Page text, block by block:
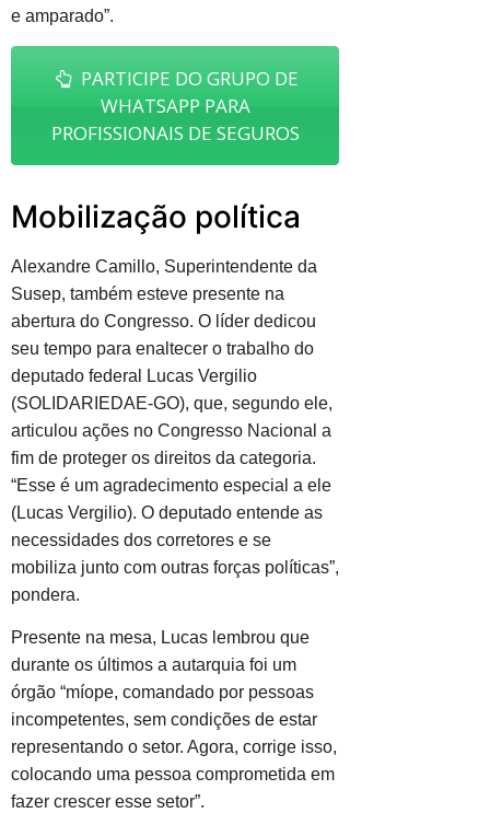
e amparado”.
PARTICIPE DO GRUPO DE
WHATSAPP PARA
PROFISSIONAIS DE SEGUROS
Mobilização política
Alexandre Camillo, Superintendente da
Susep, também esteve presente na
abertura do Congresso. O líder dedicou
seu tempo para enaltecer o trabalho do
deputado federal Lucas Vergilio
(SOLIDARIEDAE-GO), que, segundo ele,
articulou ações no Congresso Nacional a
fim de proteger os direitos da categoria.
“Esse é um agradecimento especial a ele
(Lucas Vergilio). O deputado entende as
necessidades dos corretores e se
mobiliza junto com outras forças políticas”,
pondera.
Presente na mesa, Lucas lembrou que
durante os últimos a autarquia foi um
órgão “míope, comandado por pessoas
incompetentes, sem condições de estar
representando o setor. Agora, corrige isso,
colocando uma pessoa comprometida em
fazer crescer esse setor”.